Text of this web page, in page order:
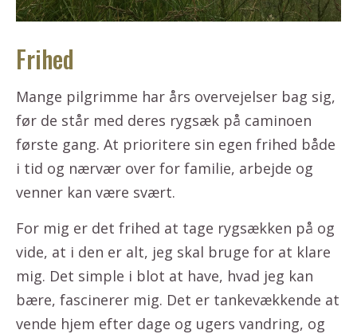
Frihed
Mange pilgrimme har års overvejelser bag sig,
før de står med deres rygsæk på caminoen
første gang. At prioritere sin egen frihed både
i tid og nærvær over for familie, arbejde og
venner kan være svært.
For mig er det frihed at tage rygsækken på og
vide, at i den er alt, jeg skal bruge for at klare
mig. Det simple i blot at have, hvad jeg kan
bære, fascinerer mig. Det er tankevækkende at
vende hjem efter dage og ugers vandring, og